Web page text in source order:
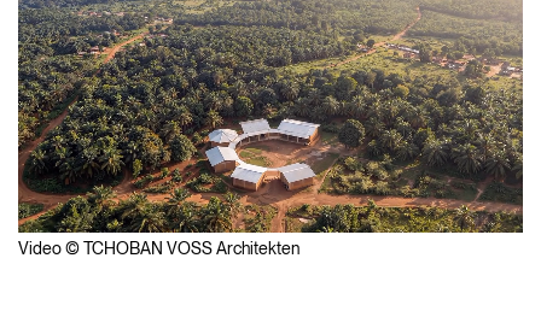
Video © TCHOBAN VOSS Architekten